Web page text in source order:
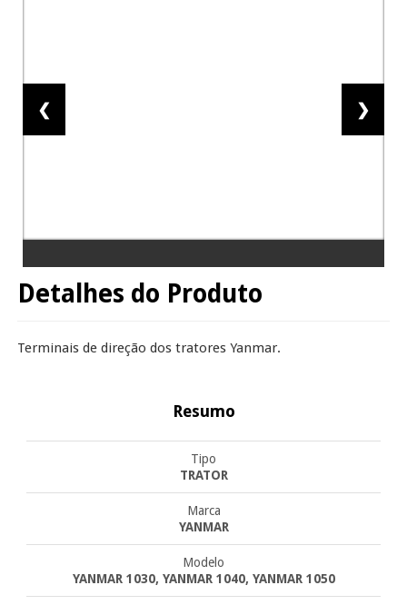
❮ ❯
Detalhes do Produto
Terminais de direção dos tratores Yanmar.
Resumo
Tipo
TRATOR
Marca
YANMAR
Modelo
YANMAR 1030, YANMAR 1040, YANMAR 1050